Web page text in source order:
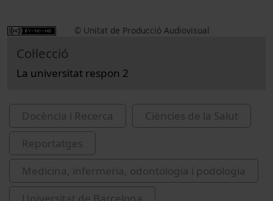
© Unitat de Producció Audiovisual
Col·lecció
La universitat respon 2
Docència i Recerca
Ciències de la Salut
Reportatges
Medicina, infermeria, odontologia i podologia